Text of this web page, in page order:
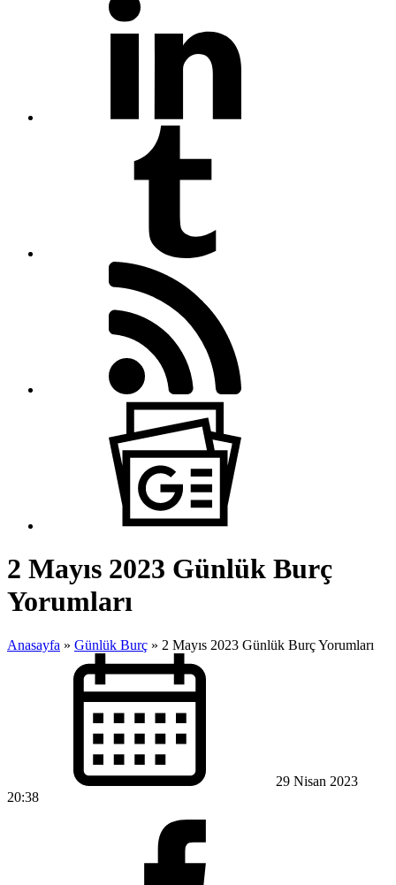
2 Mayıs 2023 Günlük Burç
Yorumları
Anasayfa » Günlük Burç » 2 Mayıs 2023 Günlük Burç Yorumları
29 Nisan 2023
20:38